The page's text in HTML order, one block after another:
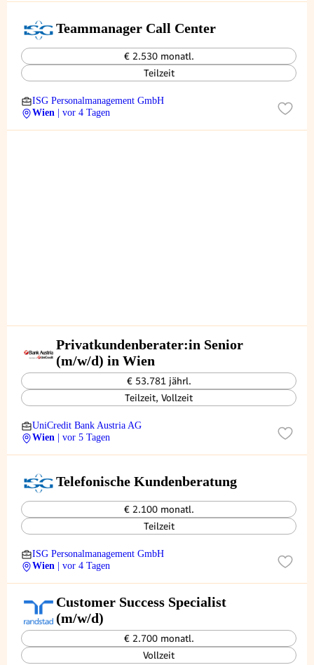
Teammanager Call Center
€ 2.530 monatl.
Teilzeit
ISG Personalmanagement GmbH
Wien
| vor 4 Tagen
Privatkundenberater:in Senior
(m/w/d) in Wien
€ 53.781 jährl.
Teilzeit, Vollzeit
UniCredit Bank Austria AG
Wien
| vor 5 Tagen
Telefonische Kundenberatung
€ 2.100 monatl.
Teilzeit
ISG Personalmanagement GmbH
Wien
| vor 4 Tagen
Customer Success Specialist
(m/w/d)
€ 2.700 monatl.
Vollzeit